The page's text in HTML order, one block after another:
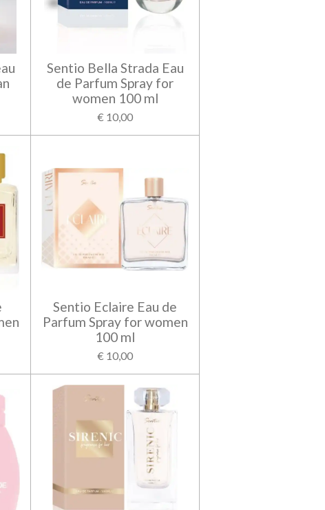
Sentio Bella Strada Eau
de Parfum Spray for
women 100 ml
€ 10,00
Sentio Eclaire Eau de
Parfum Spray for women
100 ml
€ 10,00